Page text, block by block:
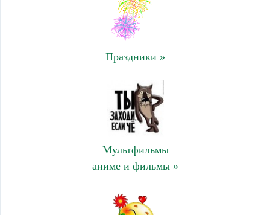
Праздники »
Мультфильмы
аниме и фильмы »